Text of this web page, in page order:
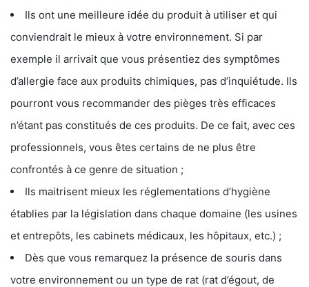
Ils ont une meilleure idée du produit à utiliser et qui
conviendrait le mieux à votre environnement. Si par
exemple il arrivait que vous présentiez des symptômes
d’allergie face aux produits chimiques, pas d’inquiétude. Ils
pourront vous recommander des pièges très efficaces
n’étant pas constitués de ces produits. De ce fait, avec ces
professionnels, vous êtes certains de ne plus être
confrontés à ce genre de situation ;
Ils maitrisent mieux les réglementations d’hygiène
établies par la législation dans chaque domaine (les usines
et entrepôts, les cabinets médicaux, les hôpitaux, etc.) ;
Dès que vous remarquez la présence de souris dans
votre environnement ou un type de rat (rat d’égout, de